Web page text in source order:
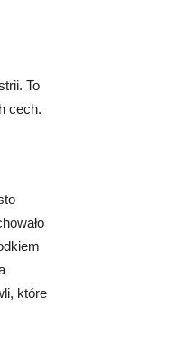
To
cech.
które